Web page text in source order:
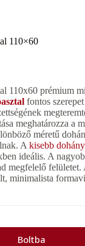
110×60
110x60 prémium
fontos
meghatározza a
méretű
A kisebb
ideális. A
megfelelő felületet.
minimalista
Boltba